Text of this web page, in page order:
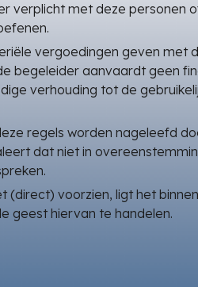
verplicht met deze personen
vergoedingen geven met
begeleider aanvaardt geen
verhouding tot de
regels worden nageleefd
dat niet in
(direct) voorzien, ligt het
geest hiervan te handelen.